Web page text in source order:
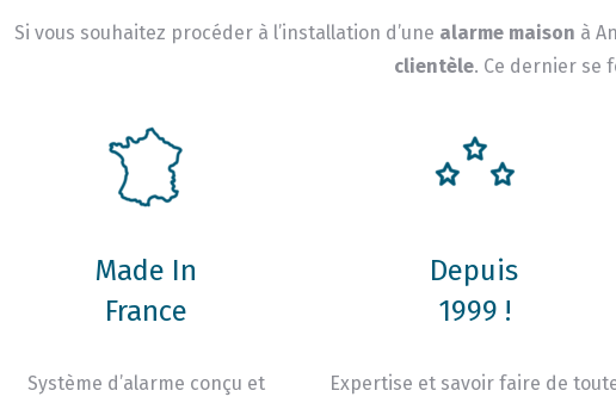
Si vous souhaitez procéder à l’installation d’une alarme maison à
clientèle. Ce dernier se
Made In
France
Système d’alarme conçu et
Depuis
1999 !
Expertise et savoir faire de